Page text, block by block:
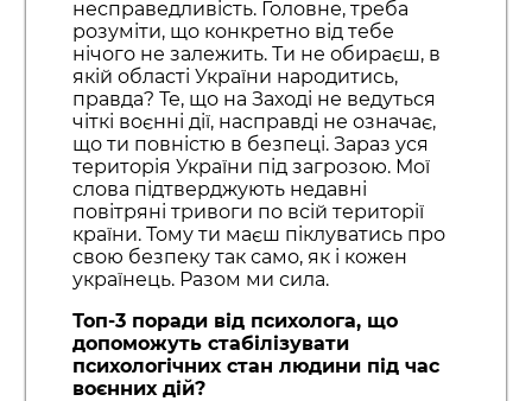
несправедливість. Головне, треба
розуміти, що конкретно від тебе
нічого не залежить. Ти не обираєш, в
якій області України народитись,
правда? Те, що на Заході не ведуться
чіткі воєнні дії, насправді не означає,
що ти повністю в безпеці. Зараз уся
територія України під загрозою. Мої
слова підтверджують недавні
повітряні тривоги по всій території
країни. Тому ти маєш піклуватись про
свою безпеку так само, як і кожен
українець. Разом ми сила.
Топ-3 поради від психолога, що
допоможуть стабілізувати
психологічних стан людини під час
воєнних дій?